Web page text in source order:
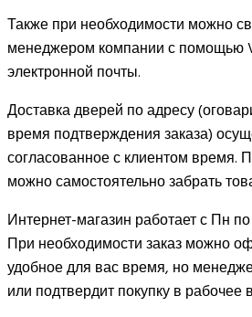
Также при необходимости можно
менеджером компании с помощью
электронной почты.
Доставка дверей по адресу
время подтверждения заказа)
согласованное с клиентом время.
можно самостоятельно забрать
Интернет-магазин работает с Пн
При необходимости заказ можно
удобное для вас время, но
или подтвердит покупку в рабочее